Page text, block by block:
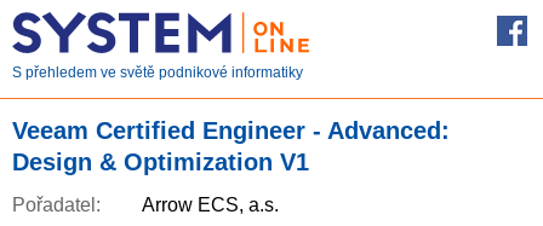
S přehledem ve světě podnikové informatiky
Veeam Certified Engineer - Advanced:
Design & Optimization V1
Pořadatel:
Arrow ECS, a.s.